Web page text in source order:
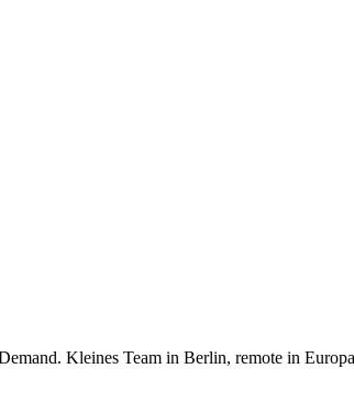
Kleines Team in Berlin, remote in